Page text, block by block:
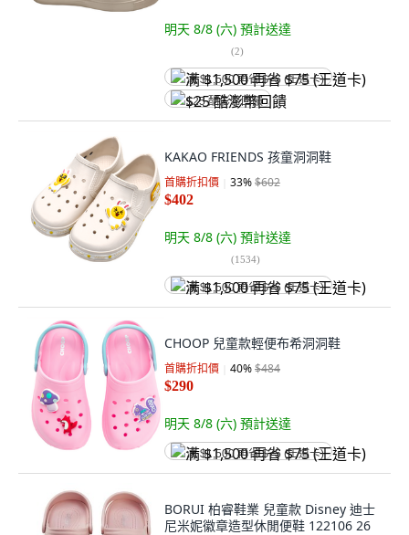
明天 8/8 (六) 預計送達
(2)
满 $1,500 再省 $75 (王道卡)
$25 酷澎幣回饋
KAKAO FRIENDS 孩童洞洞鞋
首購折扣價 33%$602
$402
明天 8/8 (六) 預計送達
(1534)
满 $1,500 再省 $75 (王道卡)
CHOOP 兒童款輕便布希洞洞鞋
首購折扣價 40%$484
$290
明天 8/8 (六) 預計送達
满 $1,500 再省 $75 (王道卡)
BORUI 柏睿鞋業 兒童款 Disney 迪士
尼米妮徽章造型休閒便鞋 122106 26